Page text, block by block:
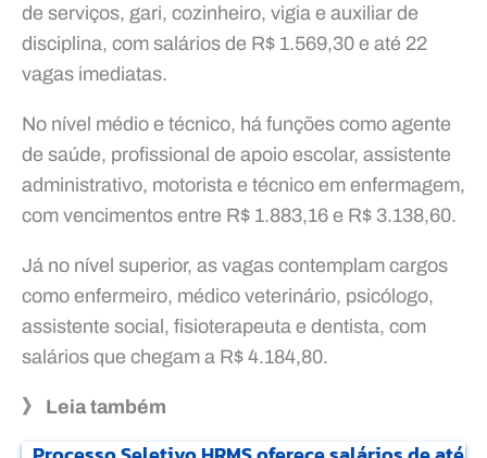
de serviços, gari, cozinheiro, vigia e auxiliar de
disciplina, com salários de R$ 1.569,30 e até 22
vagas imediatas.
No nível médio e técnico, há funções como agente
de saúde, profissional de apoio escolar, assistente
administrativo, motorista e técnico em enfermagem,
com vencimentos entre R$ 1.883,16 e R$ 3.138,60.
Já no nível superior, as vagas contemplam cargos
como enfermeiro, médico veterinário, psicólogo,
assistente social, fisioterapeuta e dentista, com
salários que chegam a R$ 4.184,80.
》 Leia também